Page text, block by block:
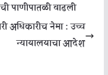
पाणीपातळी वाढली
अधिकारीच नेमा : उच्च
न्यायालयाचा आदेश